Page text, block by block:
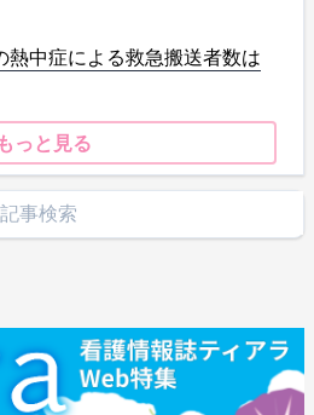
熱中症による救急搬送者数は
もっと見る